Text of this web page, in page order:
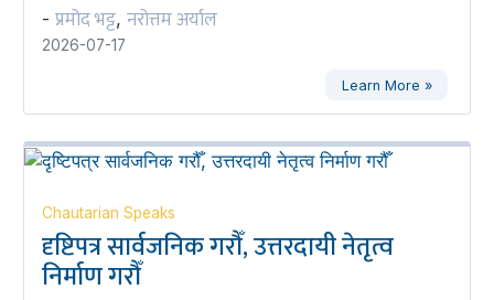
- प्रमोद भट्ट, नरोत्तम अर्याल
2026-07-17
Learn More »
Chautarian Speaks
दृष्टिपत्र सार्वजनिक गरौँ, उत्तरदायी नेतृत्व
निर्माण गरौँ